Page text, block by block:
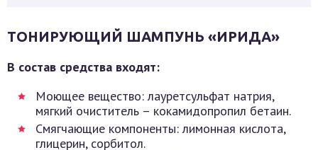
ТОНИРУЮЩИЙ ШАМПУНЬ «ИРИДА»
В состав средства входят:
Моющее вещество: лауретсульфат натрия,
мягкий очиститель – кокамидопропил бетаин.
Смягчающие компоненты: лимонная кислота,
глицерин, сорбитол.